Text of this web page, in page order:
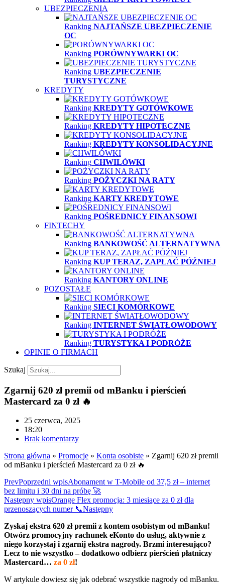
UBEZPIECZENIA
Ranking NAJTAŃSZE UBEZPIECZENIE
OC
Ranking PORÓWNYWARKI OC
Ranking UBEZPIECZENIE
TURYSTYCZNE
KREDYTY
Ranking KREDYTY GOTÓWKOWE
Ranking KREDYTY HIPOTECZNE
Ranking KREDYTY KONSOLIDACYJNE
Ranking CHWILÓWKI
Ranking POŻYCZKI NA RATY
Ranking KARTY KREDYTOWE
Ranking POŚREDNICY FINANSOWI
FINTECHY
Ranking BANKOWOŚĆ ALTERNATYWNA
Ranking KUP TERAZ, ZAPŁAĆ PÓŹNIEJ
Ranking KANTORY ONLINE
POZOSTAŁE
Ranking SIECI KOMÓRKOWE
Ranking INTERNET ŚWIATŁOWODOWY
Ranking TURYSTYKA I PODRÓŻE
OPINIE O FIRMACH
Szukaj
Zgarnij 620 zł premii od mBanku i pierścień
Mastercard za 0 zł 🔥
25 czerwca, 2025
18:20
Brak komentarzy
Strona główna » Promocje » Konta osobiste » Zgarnij 620 zł premii
od mBanku i pierścień Mastercard za 0 zł 🔥
PrevPoprzedni wpisAbonament w T-Mobile od 37,5 zł – internet
bez limitu i 30 dni na próbę 🚀
Następny wpisOrange Flex promocja: 3 miesiące za 0 zł dla
przenoszących numer 📞Następny
Zyskaj ekstra 620 zł premii z kontem osobistym od mBanku!
Otwórz promocyjny rachunek eKonto do usług, aktywnie z
niego korzystaj i zgarnij ekstra nagrody. Brzmi interesująco?
Lecz to nie wszystko – dodatkowo odbierz pierścień płatniczy
Mastercard… za 0 zł!
W artykule dowiesz się jak odebrać wszystkie nagrody od mBanku.